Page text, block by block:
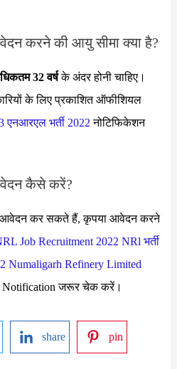
करने की आयु सीमा क्या है?
32 वर्षके अंदर होनी चाहिए।
के लिए प्रकाशित ऑफीशियल
एनआरएल भर्ती 2022 नोटिफिकेशन
कैसे करें?
आवेदन कर सकते हैं, कृपया आवेदन करने
Job Recruitment 2022 NRl भर्ती
Numaligarh Refinery Limited
Notification जरूर चेक करें।
share pin